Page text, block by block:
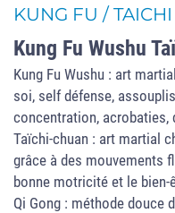
KUNG FU /
Kung Fu Wushu
Kung Fu Wushu : art
soi, self défense,
concentration, acrobaties,
Taïchi-chuan : art martial
grâce à des mouvements
bonne motricité et le bien-
Qi Gong : méthode douce